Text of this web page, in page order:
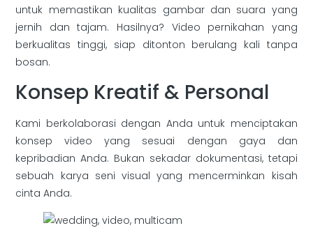
untuk memastikan kualitas gambar dan suara yang
jernih dan tajam. Hasilnya? Video pernikahan yang
berkualitas tinggi, siap ditonton berulang kali tanpa
bosan.
Konsep Kreatif & Personal
Kami berkolaborasi dengan Anda untuk menciptakan
konsep video yang sesuai dengan gaya dan
kepribadian Anda. Bukan sekadar dokumentasi, tetapi
sebuah karya seni visual yang mencerminkan kisah
cinta Anda.